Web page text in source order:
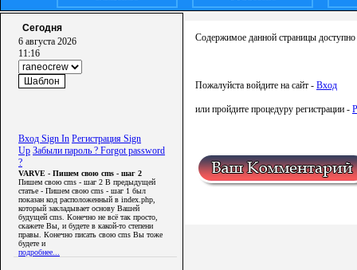
Сегодня
6 августа 2026
11:16
Вход Sign In Регистрация Sign
Up Забыли пароль ? Forgot password
?
VARVE - Пишем свою cms - шаг 2
Пишем свою cms - шаг 2 В предыдущей
статье - Пишем свою cms - шаг 1 был
показан код расположенный в index.php,
который закладывает основу Вашей
будущей cms. Конечно не всё так просто,
скажете Вы, и будете в какой-то степени
правы. Конечно писать свою cms Вы тоже
будете и
подробнее...
Содержимое данной страницы
Пожалуйста войдите на сайт - Вход
или пройдите процедуру регистрации -